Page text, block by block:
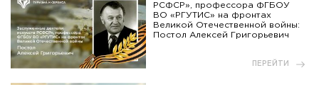
РСФСР», профессора ФГБОУ
ВО «РГУТИС» на фронтах
Великой Отечественной войны:
Постол Алексей Григорьевич
ПЕРЕЙТИ